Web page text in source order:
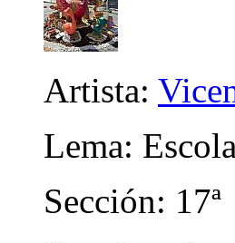
Artista:
Lema:
Sección: 17ª